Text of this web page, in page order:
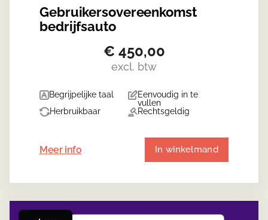
Gebruikersovereenkomst
bedrijfsauto
€ 450,00
excl. btw
Begrijpelijke taal
Eenvoudig in te
vullen
Herbruikbaar
Rechtsgeldig
Meer info In winkelmand